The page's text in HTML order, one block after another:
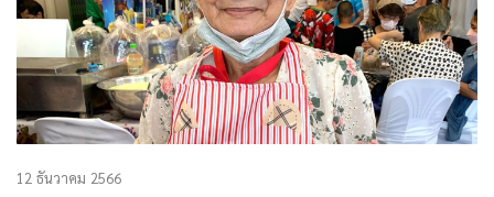
12 ธันวาคม 2566